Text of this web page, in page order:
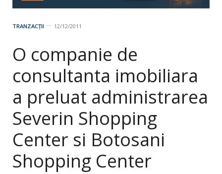
TRANZACȚII 12/12/2011
O companie de
consultanta imobiliara
a preluat administrarea
Severin Shopping
Center si Botosani
Shopping Center